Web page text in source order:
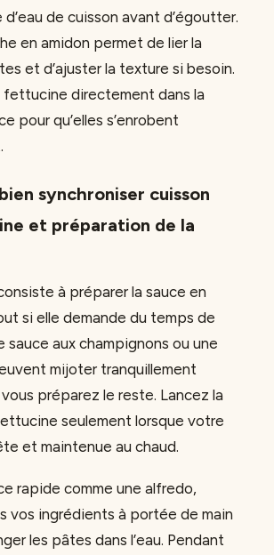
de cuisson avant d’égoutter.
en amidon permet de lier la
et d’ajuster la texture si besoin.
fettucine directement dans la
pour qu’elles s’enrobent
synchroniser cuisson
et préparation de la
à préparer la sauce en
si elle demande du temps de
sauce aux champignons ou une
mijoter tranquillement
préparez le reste. Lancez la
seulement lorsque votre
et maintenue au chaud.
rapide comme une alfredo,
vos ingrédients à portée de main
les pâtes dans l’eau. Pendant